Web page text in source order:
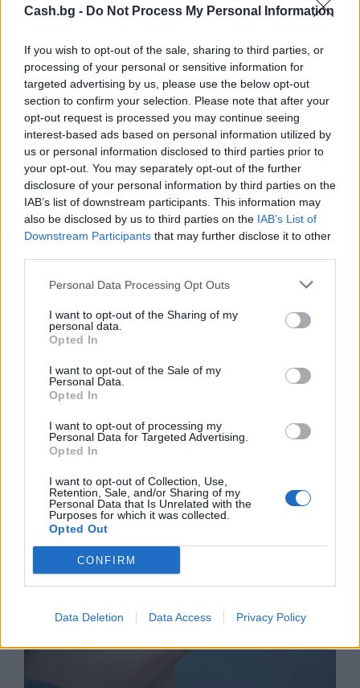
Cash.bg - Do Not Process My Personal Information
If you wish to opt-out of the sale, sharing to third parties, or
processing of your personal or sensitive information for
targeted advertising by us, please use the below opt-out
section to confirm your selection. Please note that after your
opt-out request is processed you may continue seeing
interest-based ads based on personal information utilized by
us or personal information disclosed to third parties prior to
your opt-out. You may separately opt-out of the further
disclosure of your personal information by third parties on the
IAB’s list of downstream participants. This information may
also be disclosed by us to third parties on the IAB’s List of
Downstream Participants that may further disclose it to other
Personal Data Processing Opt Outs
I want to opt-out of the Sharing of my
personal data.
Opted In
I want to opt-out of the Sale of my
Personal Data.
Opted In
I want to opt-out of processing my
Personal Data for Targeted Advertising.
Opted In
I want to opt-out of Collection, Use,
Retention, Sale, and/or Sharing of my
Personal Data that Is Unrelated with the
Purposes for which it was collected.
Opted Out
CONFIRM
Data Deletion Data Access Privacy Policy
Изкуствен интелект за първи път
създаде нови жизнеспособни вируси
07.08.2026 / 15:30
Астронавти на NASA излязоха в
открития космос
07.08.2026 / 15:00